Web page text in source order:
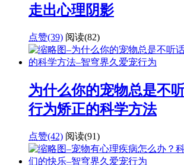
走出心理阴影
点赞(39) 阅读(82)
为什么你的宠物总是不
行为矫正的科学方法
点赞(42) 阅读(91)